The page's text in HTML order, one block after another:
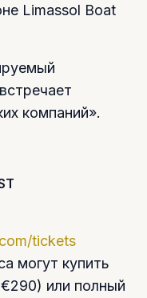
Limassol Boat
компаний».
tickets
могут купить
или полный